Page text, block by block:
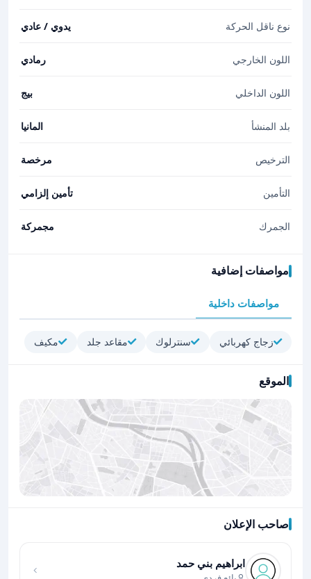
نوع ناقل الحركة يدوي / عادي
اللون الخارجي رمادي
اللون الداخلي بيج
بلد المنشأ المانيا
الترخيص مرخصة
التأمين تأمين إلزامي
الجمرك مجمركة
مواصفات إضافية
مواصفات داخلية
زجاج كهربائي سنترلوك مقاعد جلد مكيف
الموقع
صاحب الإعلان
ابراهيم بني حمد